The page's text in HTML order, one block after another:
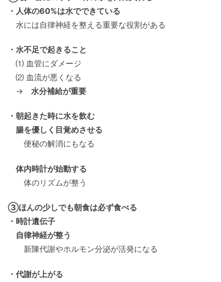
・人体の60%は水でできている
水には自律神経を整える重要な役割がある
・水不足で起きること
⑴ 血管にダメージ
⑵ 血流が悪くなる
→ 水分補給が重要
・朝起きた時に水を飲む
腸を優しく目覚めさせる
便秘の解消にもなる
体内時計が始動する
体のリズムが整う
③ほんの少しでも朝食は必ず食べる
・時計遺伝子
自律神経が整う
新陳代謝やホルモン分泌が活発になる
・代謝が上がる